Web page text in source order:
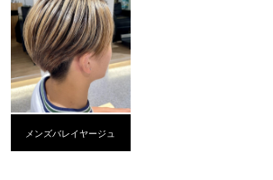
メンズバレイヤージュ